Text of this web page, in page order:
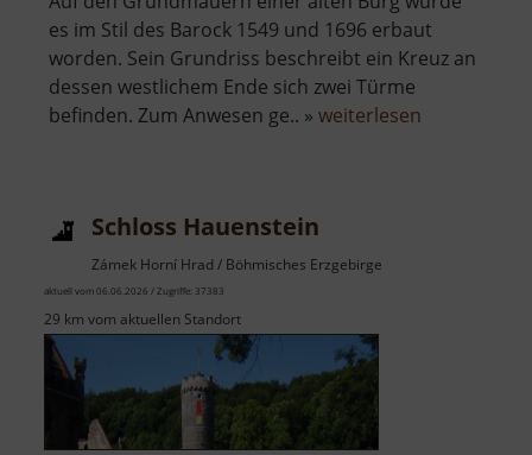
es im Stil des Barock 1549 und 1696 erbaut
worden. Sein Grundriss beschreibt ein Kreuz an
dessen westlichem Ende sich zwei Türme
befinden. Zum Anwesen ge.. » weiterlesen
Schloss Hauenstein
Zámek Horní Hrad / Böhmisches Erzgebirge
aktuell vom 06.06.2026 / Zugriffe: 37383
29 km vom aktuellen Standort